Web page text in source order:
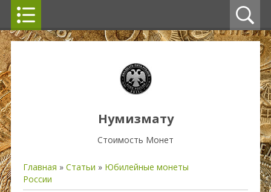
Нумизмату
Стоимость Монет
Главная » Статьи » Юбилейные монеты
России